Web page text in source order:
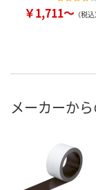
￥1,711～ （税込）
メーカーか